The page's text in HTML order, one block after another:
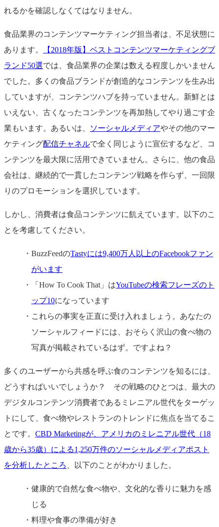
れるかを確認しなくてはなりません。
食品業界のコンテンツマーケティング担当者は、不足状態に
あります。
【2018年版】ベストコンテンツマーケティングブ
ランド50選では、食品業界の企業は数える程度しかいません
でした。多くの食品ブランドが創造的なコンテンツを生み出
していますが、コンテンツハブを持っていません。新鮮とは
いえない、古くなったコンテンツを再加熱してやり過ごす企
業もいます。あるいは、
ソーシャルメディアやその他のマー
ケティング配信チャネルで全く同じように宣伝するなど、コ
ンテンツを最大限に活用できていません。さらに、他の食品
会社は、継続的で一貫したコンテンツ戦略を作らず、一回限
りのプロモーションを選択しています。
しかし、消費者は食品コンテンツに飢えています。以下のこ
とを考慮してください。
BuzzFeedのTastyには9,400万人以上のFacebookファン
がいます
「How To Cook That」はYouTubeの検索フレーズのト
ップ10になっています
これらの事実を正直に受け入れましょう。あなたの
ソーシャルフィードには、おそらく沢山の食べ物の
写真が掲載されているはず。ですよね？
多くのユーザーから共感を呼ぶ食のコンテンツを知るには、
どうすればいいでしょうか？ その戦略のひとつは、最大の
デジタルコンテンツ消費者であるミレニアル世代をターゲッ
トにして、食べ物やレストランのトレンドに焦点を当てるこ
とです。 CBD Marketingが、アメリカのミレニアル世代（18
歳から35歳）による1,250万件のソーシャルメディアポスト
を分析したところ 、以下のことがわかりました。
健康的で自然な食べ物や、文化的な香りに魅力を感
じる
料理や食事の準備が好き